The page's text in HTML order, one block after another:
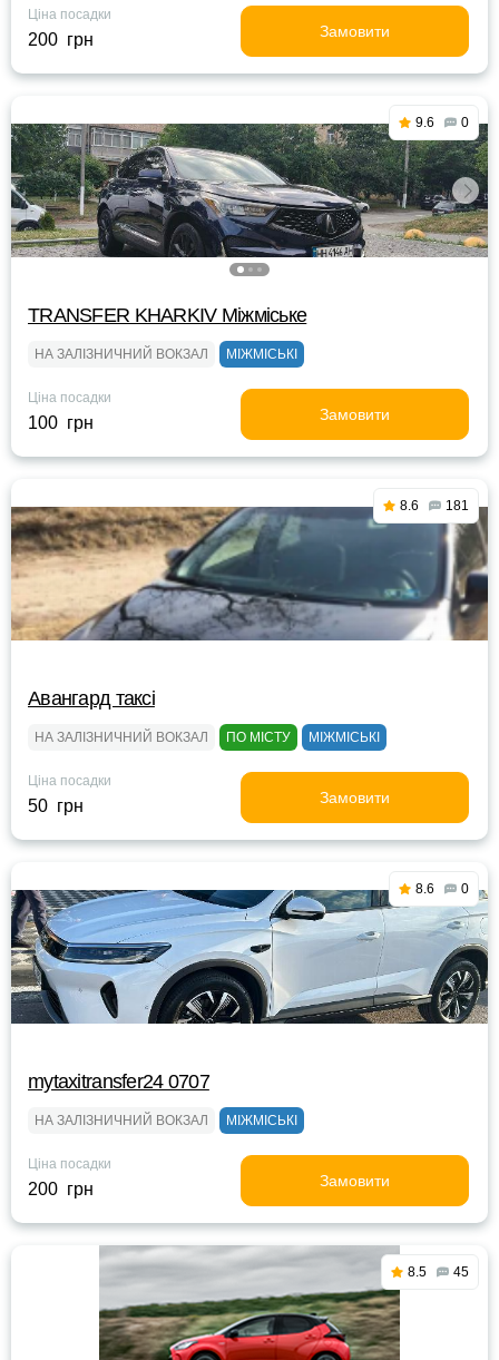
Ціна посадки
200 грн Замовити
9.6 0
TRANSFER KHARKIV Міжміське
НА ЗАЛІЗНИЧНИЙ ВОКЗАЛ МІЖМІСЬКІ
Ціна посадки
100 грн Замовити
8.6 181
Авангард таксі
НА ЗАЛІЗНИЧНИЙ ВОКЗАЛ ПО МІСТУ МІЖМІСЬКІ
Ціна посадки
50 грн Замовити
8.6 0
mytaxitransfer24 0707
НА ЗАЛІЗНИЧНИЙ ВОКЗАЛ МІЖМІСЬКІ
Ціна посадки
200 грн Замовити
8.5 45